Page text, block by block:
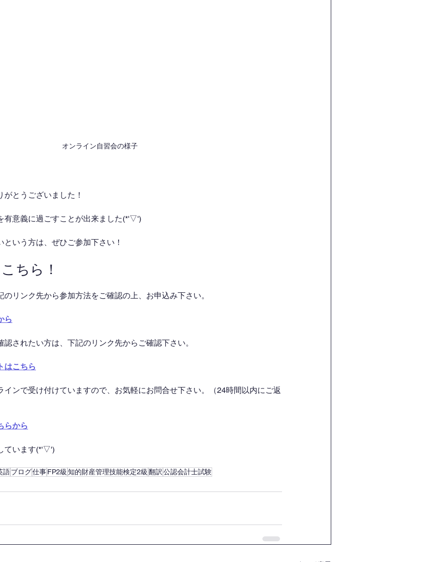
オンライン自習会の様子
とうございました！
有意義に過ごすことが出来ました(*'▽')
いう方は、ぜひご参加下さい！
ちら！
リンク先から参加方法をご確認の上、お申込み下さい。
ら
されたい方は、下記のリンク先からご確認下さい。
はこちら
インで受け付けていますので、お気軽にお問合せ下さい。（24時間以内にご返
らから
ています(*'▽')
語ブログ仕事FP2級 知的財産管理技能検定2級 翻訳公認会計士試験